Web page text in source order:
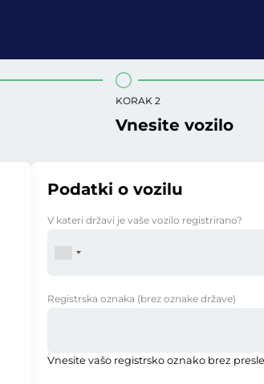
KORAK 2
Vnesite vozilo
Podatki o vozilu
V kateri državi je vaše vozilo registrirano?
Registrska oznaka (brez oznake države)
Vnesite vašo registrsko oznako brez